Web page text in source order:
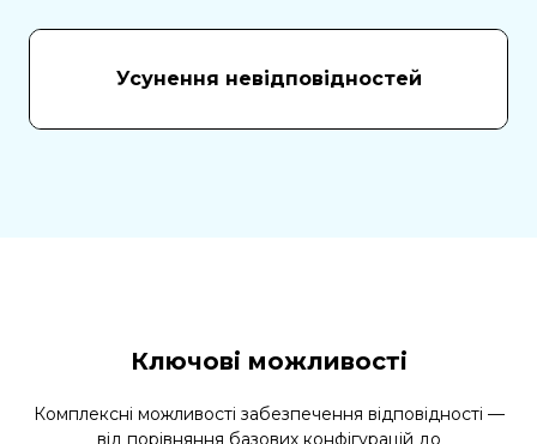
Усунення невідповідностей
Ключові можливості
Комплексні можливості забезпечення відповідності —
від порівняння базових конфігурацій до